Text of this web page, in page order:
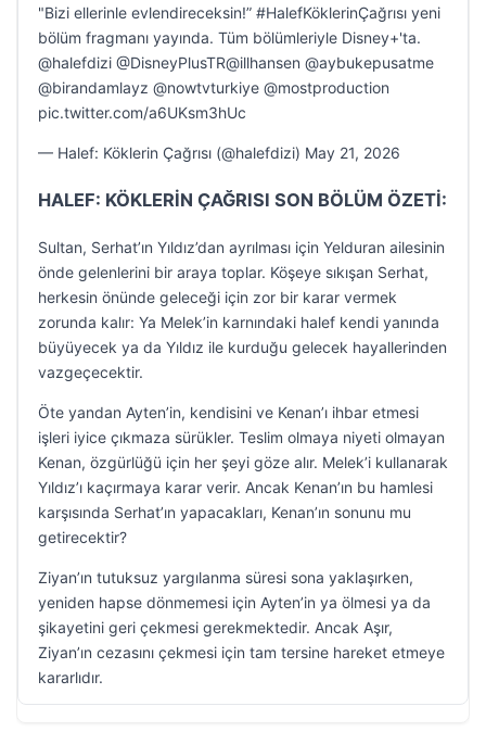
"Bizi ellerinle evlendireceksin!” #HalefKöklerinÇağrısı yeni
bölüm fragmanı yayında. Tüm bölümleriyle Disney+'ta.
@halefdizi @DisneyPlusTR@illhansen @aybukepusatme
@birandamlayz @nowtvturkiye @mostproduction
pic.twitter.com/a6UKsm3hUc
— Halef: Köklerin Çağrısı (@halefdizi) May 21, 2026
HALEF: KÖKLERİN ÇAĞRISI SON BÖLÜM ÖZETİ:
Sultan, Serhat’ın Yıldız’dan ayrılması için Yelduran ailesinin
önde gelenlerini bir araya toplar. Köşeye sıkışan Serhat,
herkesin önünde geleceği için zor bir karar vermek
zorunda kalır: Ya Melek’in karnındaki halef kendi yanında
büyüyecek ya da Yıldız ile kurduğu gelecek hayallerinden
vazgeçecektir.
Öte yandan Ayten’in, kendisini ve Kenan’ı ihbar etmesi
işleri iyice çıkmaza sürükler. Teslim olmaya niyeti olmayan
Kenan, özgürlüğü için her şeyi göze alır. Melek’i kullanarak
Yıldız’ı kaçırmaya karar verir. Ancak Kenan’ın bu hamlesi
karşısında Serhat’ın yapacakları, Kenan’ın sonunu mu
getirecektir?
Ziyan’ın tutuksuz yargılanma süresi sona yaklaşırken,
yeniden hapse dönmemesi için Ayten’in ya ölmesi ya da
şikayetini geri çekmesi gerekmektedir. Ancak Aşır,
Ziyan’ın cezasını çekmesi için tam tersine hareket etmeye
kararlıdır.